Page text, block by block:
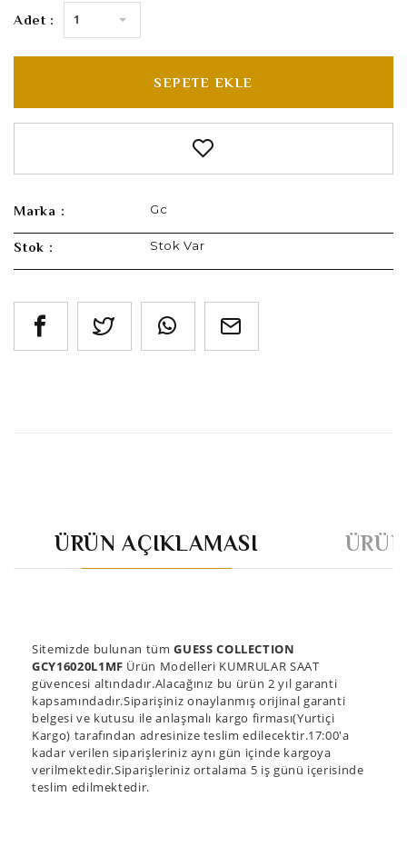
Adet : 1
SEPETE EKLE
Marka : Gc
Stok : Stok Var
ÜRÜN AÇIKLAMASI
Sitemizde bulunan tümGUESS COLLECTION
GCY16020L1MF Ürün Modelleri KUMRULAR SAAT
güvencesi altındadır.Alacağınız bu ürün 2 yıl garanti
kapsamındadır.Siparişiniz onaylanmış orijinal garanti
belgesi ve kutusu ile anlaşmalı kargo firması(Yurtiçi
Kargo) tarafından adresinize teslim edilecektir.17:00'a
kadar verilen siparişleriniz aynı gün içinde kargoya
verilmektedir.Siparişleriniz ortalama 5 iş günü içerisinde
teslim edilmektedir.